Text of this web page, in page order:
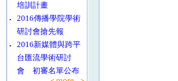
培訓計畫
‧
2016傳播學院學術
研討會搶先報
‧
2016新媒體與跨平
台匯流學術研討
會 初審名單公布